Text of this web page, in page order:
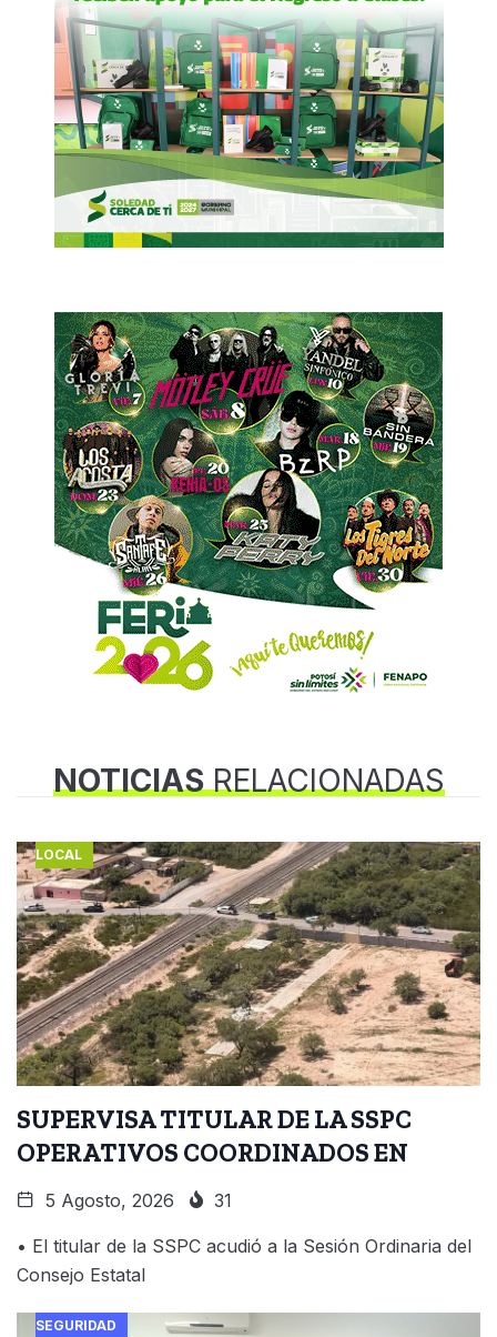
NOTICIASRELACIONADAS
LOCAL
SUPERVISA TITULAR DE LA SSPC
OPERATIVOS COORDINADOS EN
5 Agosto, 2026 31
• El titular de la SSPC acudió a la Sesión Ordinaria del
Consejo Estatal
SEGURIDAD